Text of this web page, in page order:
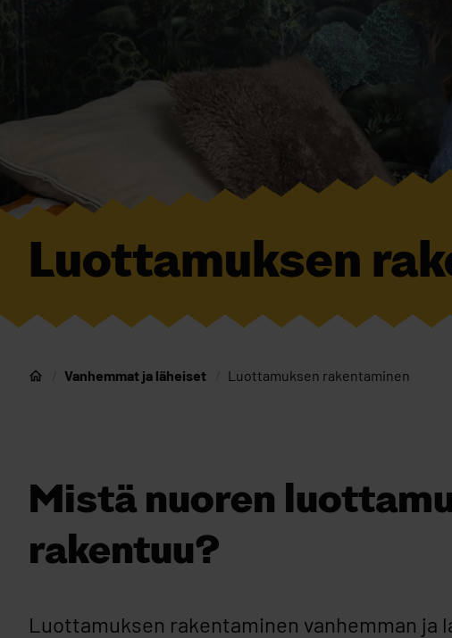
Luottamuksen
Nuorten Oulu
Vanhemmat ja läheiset Luottamuksen rakentaminen
Mistä nuoren
rakentuu?
Luottamuksen rakentaminen vanhemman ja